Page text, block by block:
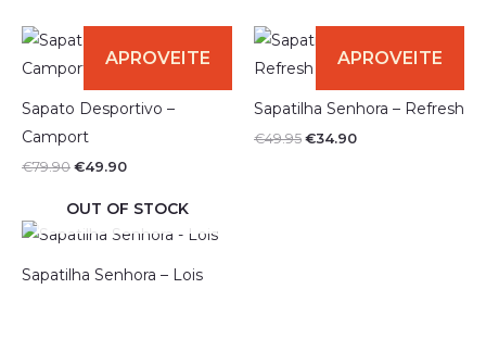
Sapato Desportivo –
Camport
€79.90
O
preço
original
€79.90.
€49.90
preço
atual
€49.90.
Sapatilha Senhora – Refresh
€49.95
O
preço
original
€49.95.
€34.90
preço
atual
€34.90.
OUT OF STOCK
Sapatilha Senhora – Lois